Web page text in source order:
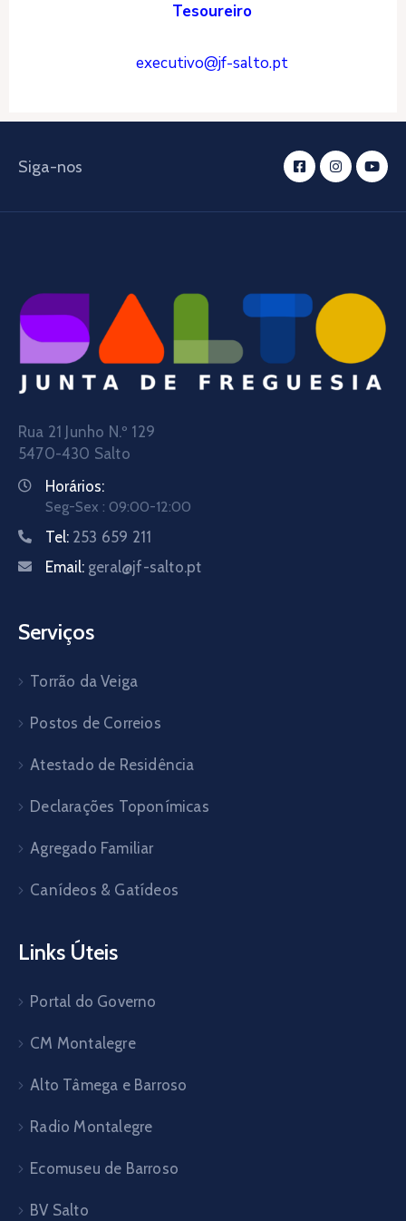
Tesoureiro
executivo@jf-salto.pt
Siga-nos
Rua 21 Junho N.º 129
5470-430 Salto
Horários:
Seg-Sex : 09:00-12:00
Tel: 253 659 211
Email: geral@jf-salto.pt
Serviços
Torrão da Veiga
Postos de Correios
Atestado de Residência
Declarações Toponímicas
Agregado Familiar
Canídeos & Gatídeos
Links Úteis
Portal do Governo
CM Montalegre
Alto Tâmega e Barroso
Radio Montalegre
Ecomuseu de Barroso
BV Salto